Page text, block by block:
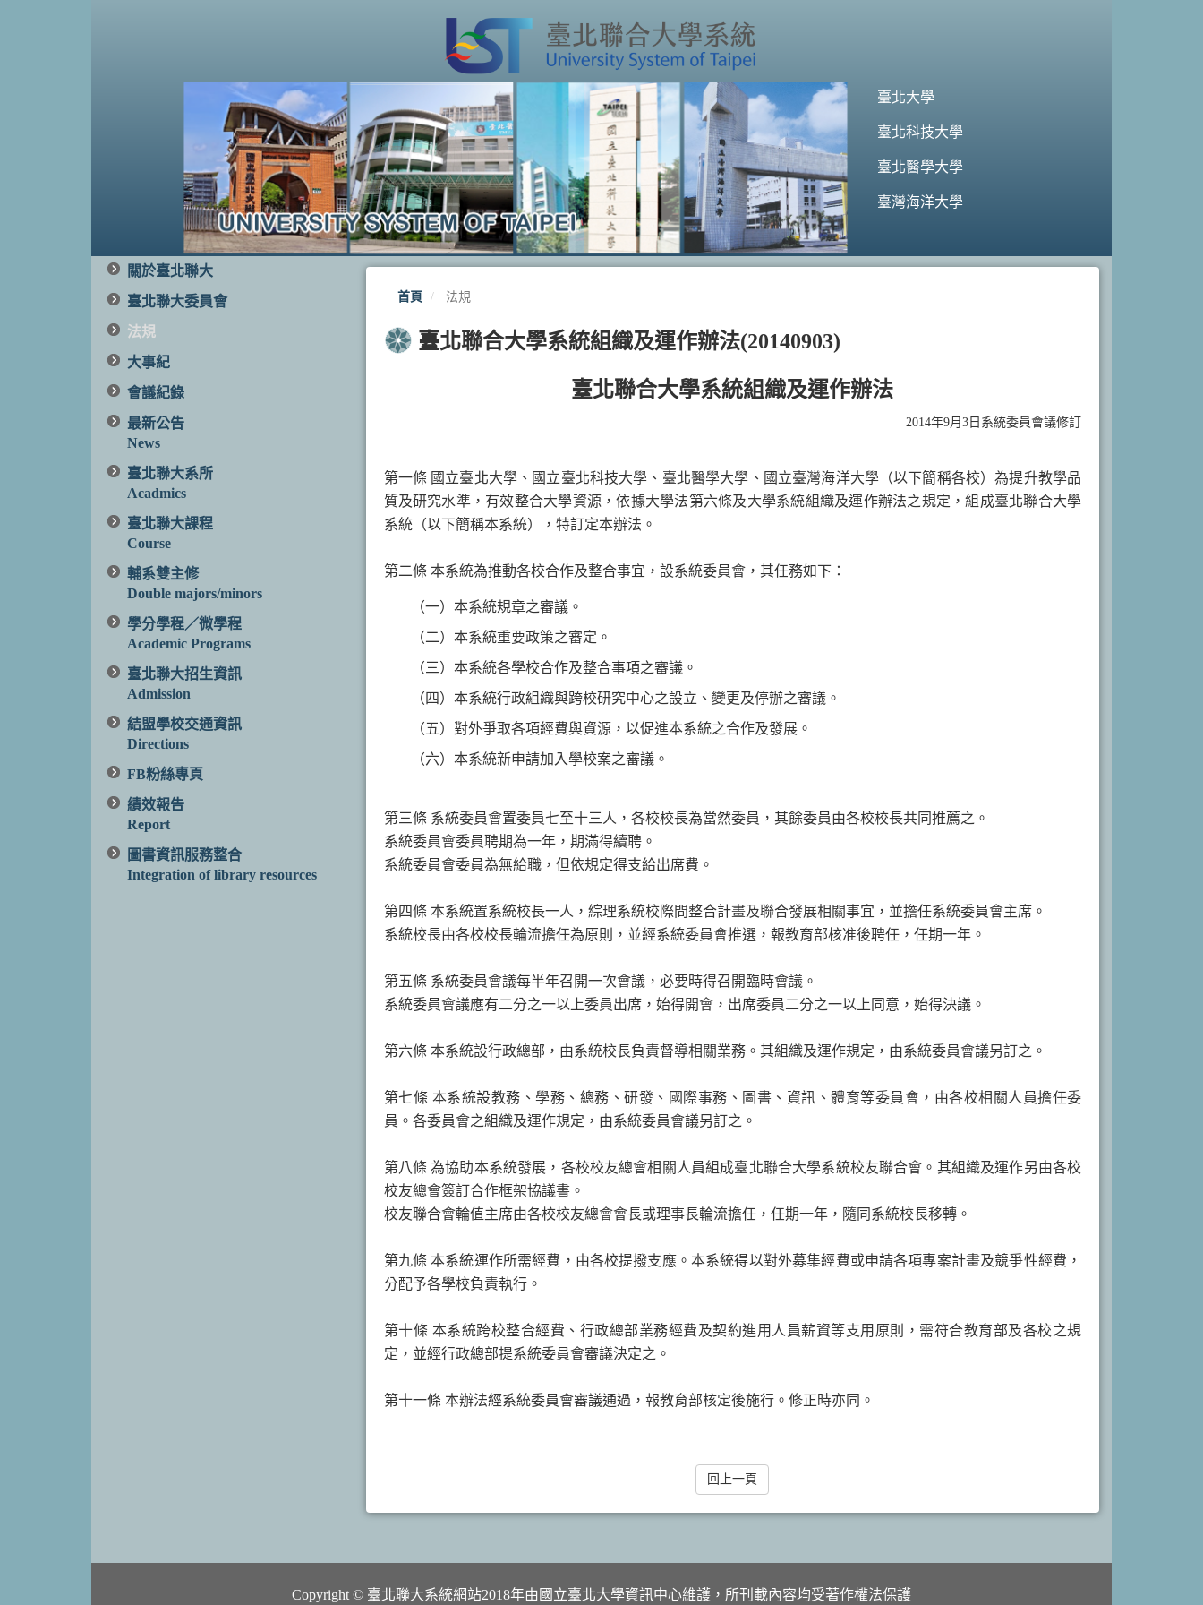
臺北大學
臺北科技大學
臺北醫學大學
臺灣海洋大學
關於臺北聯大
臺北聯大委員會
法規
大事紀
會議紀錄
最新公告
News
臺北聯大系所
Acadmics
臺北聯大課程
Course
輔系雙主修
Double majors/minors
學分學程／微學程
Academic Programs
臺北聯大招生資訊
Admission
結盟學校交通資訊
Directions
FB粉絲專頁
績效報告
Report
圖書資訊服務整合
Integration of library resources
首頁 法規
臺北聯合大學系統組織及運作辦法(20140903)
臺北聯合大學系統組織及運作辦法
2014年9月3日系統委員會議修訂
第一條 國立臺北大學、國立臺北科技大學、臺北醫學大學、國立臺灣海洋大學（以下簡稱各校）為提升教學品
質及研究水準，有效整合大學資源，依據大學法第六條及大學系統組織及運作辦法之規定，組成臺北聯合大學
系統（以下簡稱本系統），特訂定本辦法。
第二條 本系統為推動各校合作及整合事宜，設系統委員會，其任務如下：
（一）本系統規章之審議。
（二）本系統重要政策之審定。
（三）本系統各學校合作及整合事項之審議。
（四）本系統行政組織與跨校研究中心之設立、變更及停辦之審議。
（五）對外爭取各項經費與資源，以促進本系統之合作及發展。
（六）本系統新申請加入學校案之審議。
第三條 系統委員會置委員七至十三人，各校校長為當然委員，其餘委員由各校校長共同推薦之。
系統委員會委員聘期為一年，期滿得續聘。
系統委員會委員為無給職，但依規定得支給出席費。
第四條 本系統置系統校長一人，綜理系統校際間整合計畫及聯合發展相關事宜，並擔任系統委員會主席。
系統校長由各校校長輪流擔任為原則，並經系統委員會推選，報教育部核准後聘任，任期一年。
第五條 系統委員會議每半年召開一次會議，必要時得召開臨時會議。
系統委員會議應有二分之一以上委員出席，始得開會，出席委員二分之一以上同意，始得決議。
第六條 本系統設行政總部，由系統校長負責督導相關業務。其組織及運作規定，由系統委員會議另訂之。
第七條 本系統設教務、學務、總務、研發、國際事務、圖書、資訊、體育等委員會，由各校相關人員擔任委
員。各委員會之組織及運作規定，由系統委員會議另訂之。
第八條 為協助本系統發展，各校校友總會相關人員組成臺北聯合大學系統校友聯合會。其組織及運作另由各校
校友總會簽訂合作框架協議書。
校友聯合會輪值主席由各校校友總會會長或理事長輪流擔任，任期一年，隨同系統校長移轉。
第九條 本系統運作所需經費，由各校提撥支應。本系統得以對外募集經費或申請各項專案計畫及競爭性經費，
分配予各學校負責執行。
第十條 本系統跨校整合經費、行政總部業務經費及契約進用人員薪資等支用原則，需符合教育部及各校之規
定，並經行政總部提系統委員會審議決定之。
第十一條 本辦法經系統委員會審議通過，報教育部核定後施行。修正時亦同。
回上一頁
Copyright © 臺北聯大系統網站2018年由國立臺北大學資訊中心維護，所刊載內容均受著作權法保護